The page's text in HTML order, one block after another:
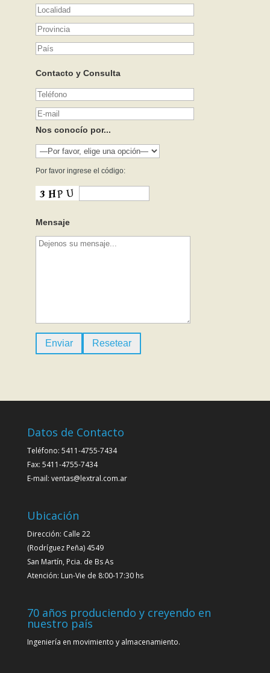
Contacto y Consulta
Nos conocío por...
Por favor ingrese el código:
Mensaje
Datos de Contacto
Teléfono: 5411-4755-7434
Fax: 5411-4755-7434
E-mail: ventas@lextral.com.ar
Ubicación
Dirección: Calle 22
(Rodríguez Peña) 4549
San Martín, Pcia. de Bs As
Atención: Lun-Vie de 8:00-17:30 hs
70 años produciendo y creyendo en
nuestro país
Ingeniería en movimiento y almacenamiento.